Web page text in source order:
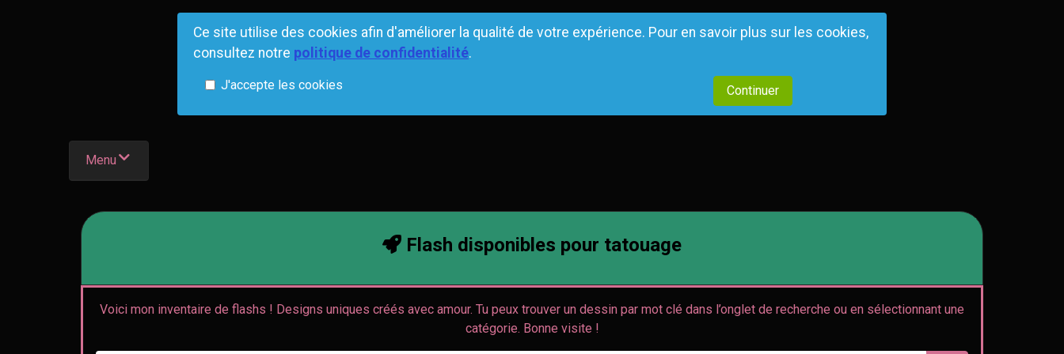
Ce site utilise des cookies afin d'améliorer la qualité de votre expérience. Pour en savoir plus sur les cookies,
consultez notre politique de confidentialité.
J'accepte les cookies
Menu
Flash disponibles pour tatouage
Voici mon inventaire de flashs ! Designs uniques créés avec amour. Tu peux trouver un dessin par mot clé dans l’onglet de recherche ou en sélectionnant une
catégorie. Bonne visite !